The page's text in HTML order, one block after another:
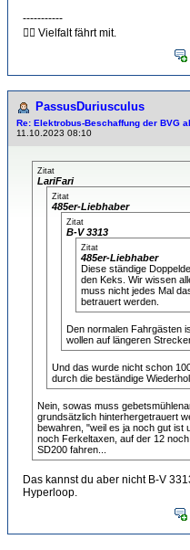
-----------
🏳️‍🌈 Vielfalt fährt mit.
PassusDuriusculus
Re: Elektrobus-Beschaffung der BVG
11.10.2023 08:10
Zitat
LariFari
Zitat
485er-Liebhaber
Zitat
B-V 3313
Zitat
485er-Liebhaber
Diese ständige
den Keks. Wir wissen
muss nicht jedes Mal
betrauert werden.
Den normalen Fahrgästen
wollen auf längeren
Und das wurde nicht schon
durch die beständige
Nein, sowas muss
grundsätzlich hinterhergetrauert
bewahren, "weil es ja noch gut ist
noch Ferkeltaxen, auf der 12
SD200 fahren...
Das kannst du aber nicht B-V
Hyperloop.